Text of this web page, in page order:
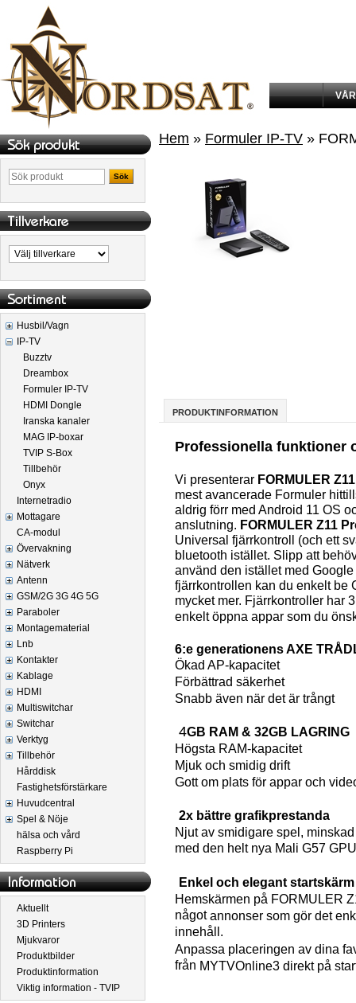
Sök
Husbil/Vagn
IP-TV
Buzztv
Dreambox
Formuler IP-TV
HDMI Dongle
Iranska kanaler
MAG IP-boxar
TVIP S-Box
Tillbehör
Onyx
Internetradio
Mottagare
CA-modul
Övervakning
Nätverk
Antenn
GSM/2G 3G 4G 5G
Paraboler
Montagematerial
Lnb
Kontakter
Kablage
HDMI
Multiswitchar
Switchar
Verktyg
Tillbehör
Hårddisk
Fastighetsförstärkare
Huvudcentral
Spel & Nöje
hälsa och vård
Raspberry Pi
Aktuellt
3D Printers
Mjukvaror
Produktbilder
Produktinformation
Viktig information - TVIP
Hem » Formuler IP-TV »
PRODUKTINFORMATION
Professionella funktioner
Vi presenterar FORMULER
mest avancerade Formuler
aldrig förr med Android 11 OS
anslutning. FORMULER Z11
Universal fjärrkontroll (och ett
bluetooth istället. Slipp att
använd den istället med
fjärrkontrollen kan du enkelt be
mycket mer. Fjärrkontroller har
enkelt öppna appar som du
6:e generationens AXE
Ökad AP-kapacitet
Förbättrad säkerhet
Snabb även när det är trångt
4GB RAM & 32GB LAGRING
Högsta RAM-kapacitet
Mjuk och smidig drift
Gott om plats för appar och
2x bättre grafikprestanda
Njut av smidigare spel,
med den helt nya Mali G57
Enkel och elegant startskärm
Hemskärmen på FORMULER
någotannonser som gör det
innehåll.
Anpassa placeringen av dina
från MYTVOnline3 direkt på